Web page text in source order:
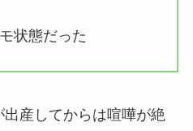
状態だった
産してからは喧嘩が絶